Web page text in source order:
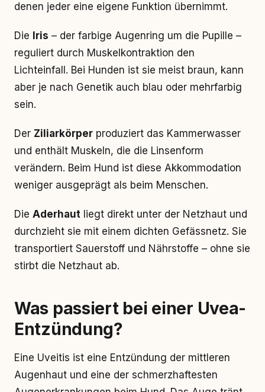
denen jeder eine eigene Funktion übernimmt.
Die Iris – der farbige Augenring um die Pupille –
reguliert durch Muskelkontraktion den
Lichteinfall. Bei Hunden ist sie meist braun, kann
aber je nach Genetik auch blau oder mehrfarbig
sein.
Der Ziliarkörper produziert das Kammerwasser
und enthält Muskeln, die die Linsenform
verändern. Beim Hund ist diese Akkommodation
weniger ausgeprägt als beim Menschen.
Die Aderhaut liegt direkt unter der Netzhaut und
durchzieht sie mit einem dichten Gefässnetz. Sie
transportiert Sauerstoff und Nährstoffe – ohne sie
stirbt die Netzhaut ab.
Was passiert bei einer Uvea-
Entzündung?
Eine Uveitis ist eine Entzündung der mittleren
Augenhaut und eine der schmerzhaftesten